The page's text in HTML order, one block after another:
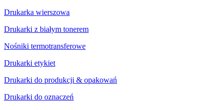
Drukarka wierszowa
Drukarki z białym tonerem
Nośniki termotransferowe
Drukarki etykiet
Drukarki do produkcji & opakowań
Drukarki do oznaczeń